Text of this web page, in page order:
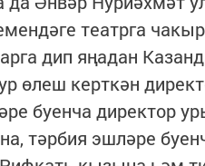
театрга
дип яңадан
өлеш керткән
буенча директор
тәрбия эшләре